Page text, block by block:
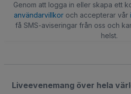
Genom att logga in eller skapa ett
användarvillkoroch accepterar vår
få SMS-aviseringar från oss och
helst.
Liveevenemang över hela